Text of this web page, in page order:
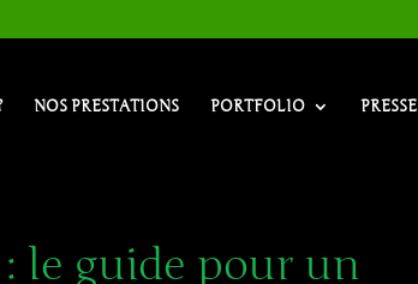
NOS PRESTATIONS PORTFOLIO PRESSE
le guide pour un